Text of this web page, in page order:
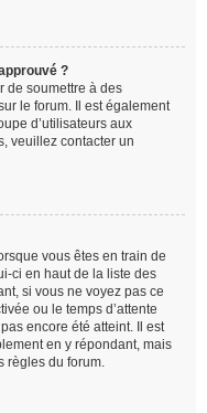
?
de soumettre à des
le forum. Il est également
d’utilisateurs aux
veuillez contacter un
vous êtes en train de
ci en haut de la liste des
si vous ne voyez pas ce
ou le temps d’attente
encore été atteint. Il est
en y répondant, mais
règles du forum.